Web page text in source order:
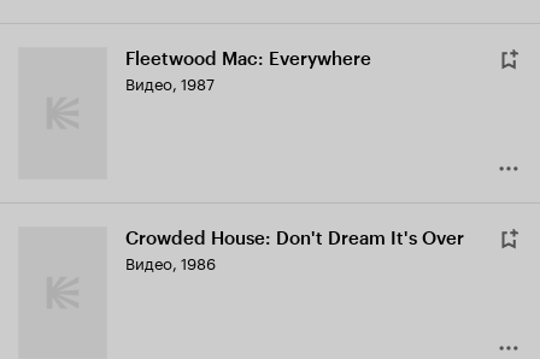
Fleetwood Mac: Everywhere
Видео, 1987
Crowded House: Don't Dream It's Over
Видео, 1986